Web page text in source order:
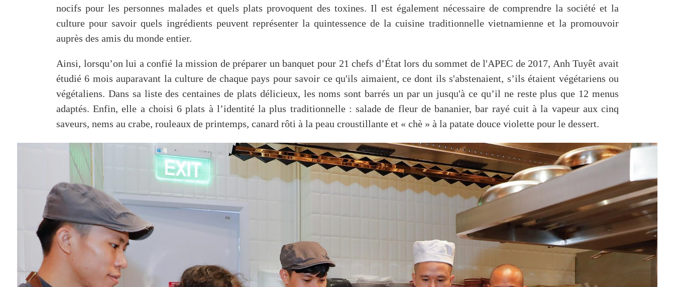
nocifs pour les personnes malades et quels plats provoquent des toxines. Il est également nécessaire de comprendre la société et la
culture pour savoir quels ingrédients peuvent représenter la quintessence de la cuisine traditionnelle vietnamienne et la promouvoir
auprès des amis du monde entier.
Ainsi, lorsqu’on lui a confié la mission de préparer un banquet pour 21 chefs d’État lors du sommet de l'APEC de 2017, Anh Tuyêt avait
étudié 6 mois auparavant la culture de chaque pays pour savoir ce qu'ils aimaient, ce dont ils s'abstenaient, s’ils étaient végétariens ou
végétaliens. Dans sa liste des centaines de plats délicieux, les noms sont barrés un par un jusqu'à ce qu’il ne reste plus que 12 menus
adaptés. Enfin, elle a choisi 6 plats à l’identité la plus traditionnelle : salade de fleur de bananier, bar rayé cuit à la vapeur aux cinq
saveurs, nems au crabe, rouleaux de printemps, canard rôti à la peau croustillante et « chè » à la patate douce violette pour le dessert.